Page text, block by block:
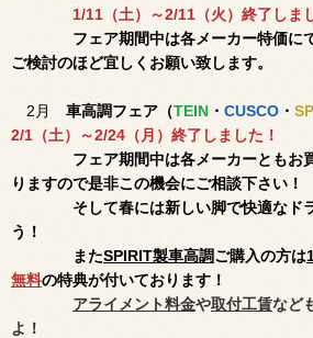
1/11（土）～2/11（火）終了しま
フェア期間中は各メーカー特価に
ご検討のほど宜しくお願い致します。
2月 車高調フェア（TEIN ・ CUSCO ・
2/1（土）～2/24（月）終了しました！
フェア期間中は各メーカーともお
りますので是非この機会にご相談下さい！
そして春には新しい脚で快適なドラ
う！
またSPIRIT製車高調ご購入の方は
無料の特典が付いております！
アライメント料金や取付工賃など
よ！